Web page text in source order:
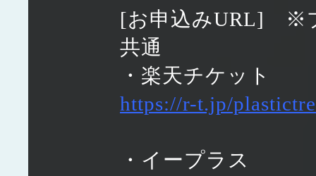
[お申込みURL] ※
共通
・楽天チケット
https://r-t.jp/
・イープラス